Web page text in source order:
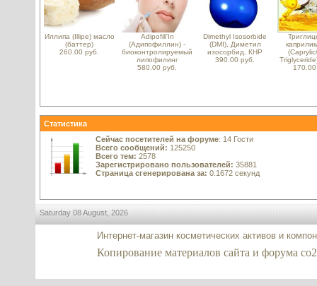
Иллипа (Illipe) масло
(баттер)
260.00 руб.
Adipofill’In
(Адипофиллин) -
биоконтролируемый
липофилинг
580.00 руб.
Dimethyl Isosorbide
(DMI), Диметил
изосорбид, КНР
390.00 руб.
Статистика
Сейчас посетителей на форуме: 14 Гости
Всего сообщений: 125250
Всего тем: 2578
Зарегистрировано пользователей: 35881
Страница сгенерирована за: 0.1672 секунд
Saturday 08 August, 2026
Интернет-магазин косметических активов и
Копирование материалов сайта и форума